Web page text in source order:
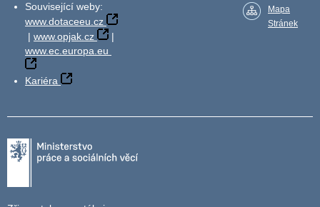
Související weby:
www.dotaceeu.cz
| www.opjak.cz
|
www.ec.europa.eu
Kariéra
Mapa
Stránek